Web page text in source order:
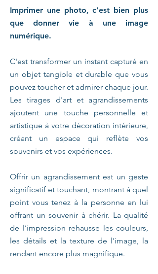
Imprimer une photo, c'est bien plus
que donner vie à une image
numérique.
C'est transformer un instant capturé en
un objet tangible et durable que vous
pouvez toucher et admirer chaque jour.
Les tirages d'art et agrandissements
ajoutent une touche personnelle et
artistique à votre décoration intérieure,
créant un espace qui reflète vos
souvenirs et vos expériences.
Offrir un agrandissement est un geste
significatif et touchant, montrant à quel
point vous tenez à la personne en lui
offrant un souvenir à chérir. La qualité
de l’impression rehausse les couleurs,
les détails et la texture de l'image, la
rendant encore plus magnifique.